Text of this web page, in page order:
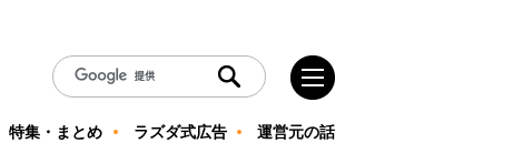
特集・まとめ ラズダ式広告 運営元の話